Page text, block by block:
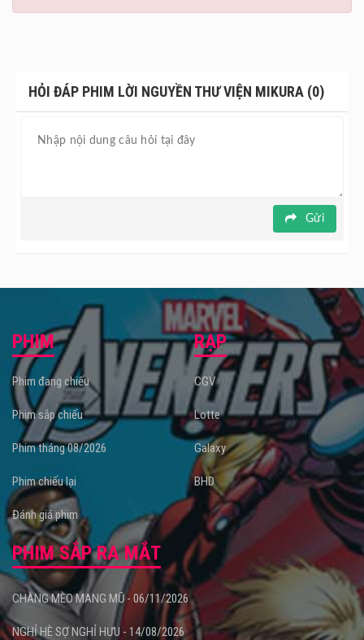
HỎI ĐÁP PHIM LỜI NGUYỀN THƯ VIỆN MIKURA (0)
Gửi
PHIM
Phim đang chiếu
Phim sắp chiếu
Phim tháng 08/2026
Phim chiếu lại
Đánh giá phim
RẠP
CGV
Lotte
Galaxy
BHD
PHIM SẮP RA MẮT
CHÀNG MÈO MANG MŨ - 06/11/2026
NGHỈ HÈ SỢ NGHỈ HƯU - 14/08/2026